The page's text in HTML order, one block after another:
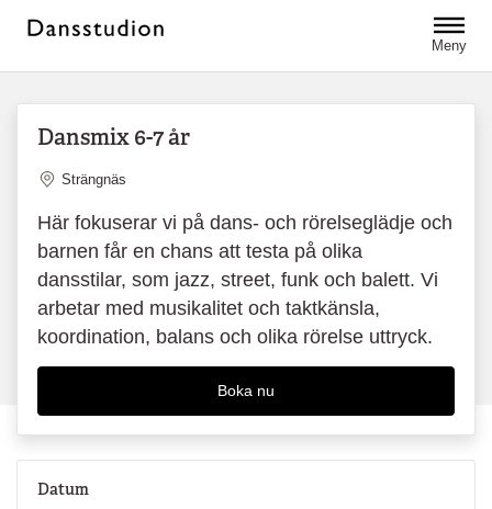
Meny
Dansmix 6-7 år
Plats
Strängnäs
Här fokuserar vi på dans- och rörelseglädje och
barnen får en chans att testa på olika
dansstilar, som jazz, street, funk och balett. Vi
arbetar med musikalitet och taktkänsla,
koordination, balans och olika rörelse uttryck.
Boka nu
Datum